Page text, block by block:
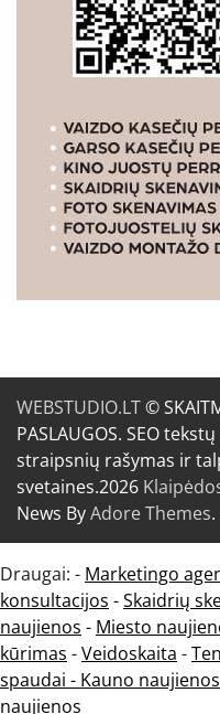
WEBSTUDIO.LT©
PASLAUGOS. SEO
straipsnių rašymas ir
svetaines.2026
News ByAdore Themes.
Draugai: - Marketingo
konsultacijos -Skaidrių
naujienos - Miesto
kūrimas -Veidoskaita -
spaudai - Kauno naujienos
naujienos